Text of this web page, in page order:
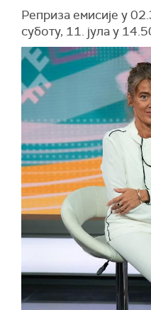
Реприза емисије у
суботу, 11. јула у